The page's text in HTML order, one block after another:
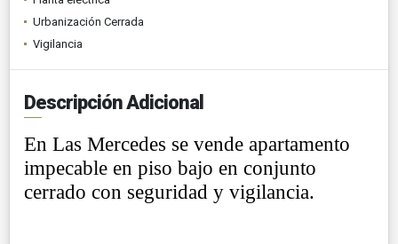
Urbanización Cerrada
Vigilancia
Descripción Adicional
En Las Mercedes se vende apartamento
impecable en piso bajo en conjunto
cerrado con seguridad y vigilancia.